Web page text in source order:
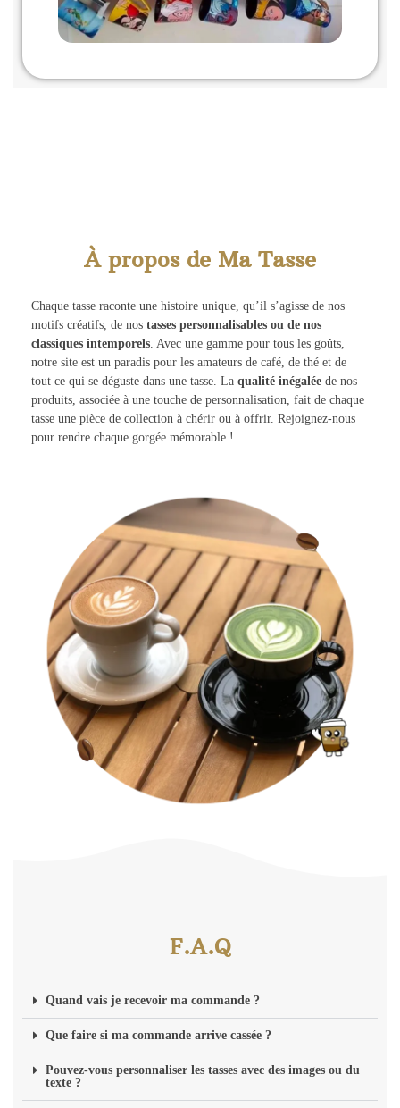
À propos de Ma Tasse
Chaque tasse raconte une histoire unique, qu’il s’agisse de nos
motifs créatifs, de nos tasses personnalisables ou de nos
classiques intemporels . Avec une gamme pour tous les goûts,
notre site est un paradis pour les amateurs de café, de thé et de
tout ce qui se déguste dans une tasse. La qualité inégalée de nos
produits, associée à une touche de personnalisation, fait de chaque
tasse une pièce de collection à chérir ou à offrir. Rejoignez-nous
pour rendre chaque gorgée mémorable !
F.A.Q
Quand vais je recevoir ma commande ?
Que faire si ma commande arrive cassée ?
Pouvez-vous personnaliser les tasses avec des images ou du
texte ?